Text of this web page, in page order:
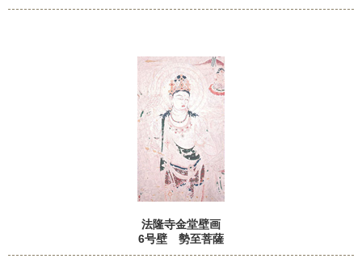
法隆寺金堂壁画
6号壁 勢至菩薩